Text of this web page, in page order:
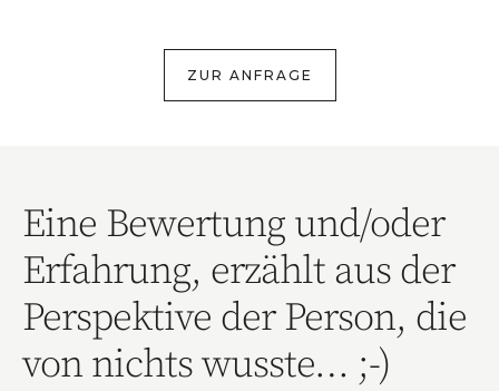
ZUR ANFRAGE
Eine Bewertung und/oder
Erfahrung, erzählt aus der
Perspektive der Person, die
von nichts wusste… ;-)